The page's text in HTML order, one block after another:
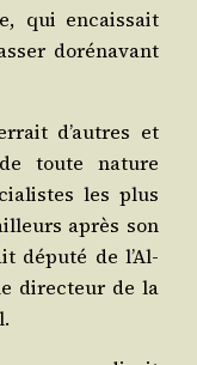
qui encais­sait
doré­na­vant
d’autres et
toute nature
les plus
après son
dépu­té de l’Al­
direc­teur de la